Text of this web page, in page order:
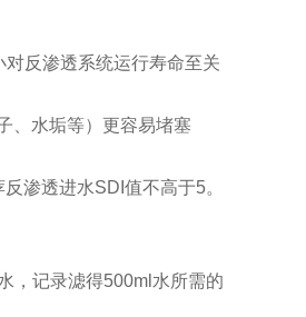
反渗透系统运行寿命至关
、水垢等）更容易堵塞
渗透进水SDI值不高于5。
，记录滤得500ml水所需的